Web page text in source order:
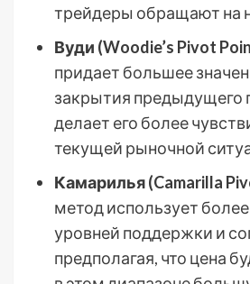
трейдеры обращают на
Вуди (Woodie’s Pivot
придает большее
закрытия предыдущего
делает его более
текущей рыночной
Камарилья (Camarilla
метод использует
уровней поддержки и
предполагая, что цена